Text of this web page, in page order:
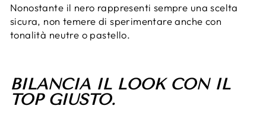
Nonostante il nero rappresenti sempre una scelta
sicura, non temere di sperimentare anche con
tonalità neutre o pastello.
BILANCIA IL LOOK CON IL
TOP GIUSTO.